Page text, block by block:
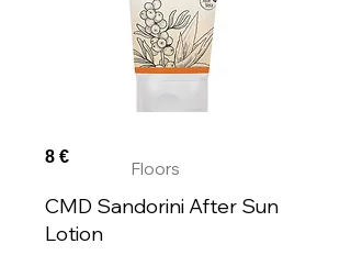
8 €
Floors
CMD Sandorini After Sun
Lotion